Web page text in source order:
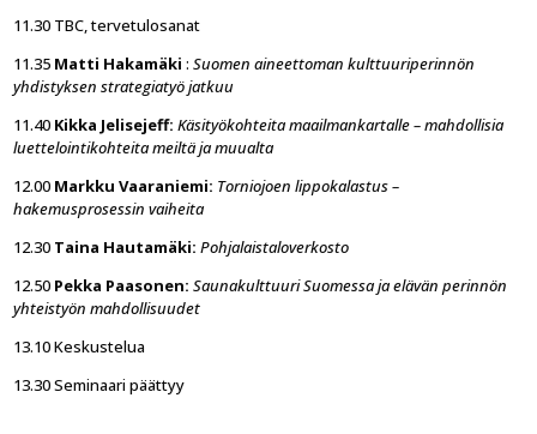
11.30 TBC, tervetulosanat
11.35 Matti Hakamäki:Suomen aineettoman kulttuuriperinnön
yhdistyksen strategiatyö jatkuu
11.40 Kikka Jelisejeff: Käsityökohteita maailmankartalle – mahdollisia
luettelointikohteita meiltä ja muualta
12.00 Markku Vaaraniemi: Torniojoen lippokalastus –
hakemusprosessin vaiheita
12.30 Taina Hautamäki:Pohjalaistaloverkosto
12.50 Pekka Paasonen: Saunakulttuuri Suomessa ja elävän perinnön
yhteistyön mahdollisuudet
13.10 Keskustelua
13.30 Seminaari päättyy